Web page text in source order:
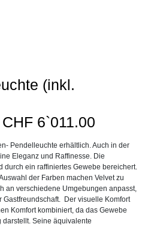
(inkl.
CHF 6`011.00
bis
Pendelleuchte erhältlich. Auch in der
Eleganz und Raffinesse. Die
durch ein raffiniertes Gewebe bereichert.
der Farben machen Velvet zu
an verschiedene Umgebungen anpasst,
Gastfreundschaft. Der visuelle Komfort
Komfort kombiniert, da das Gewebe
Seine äquivalente